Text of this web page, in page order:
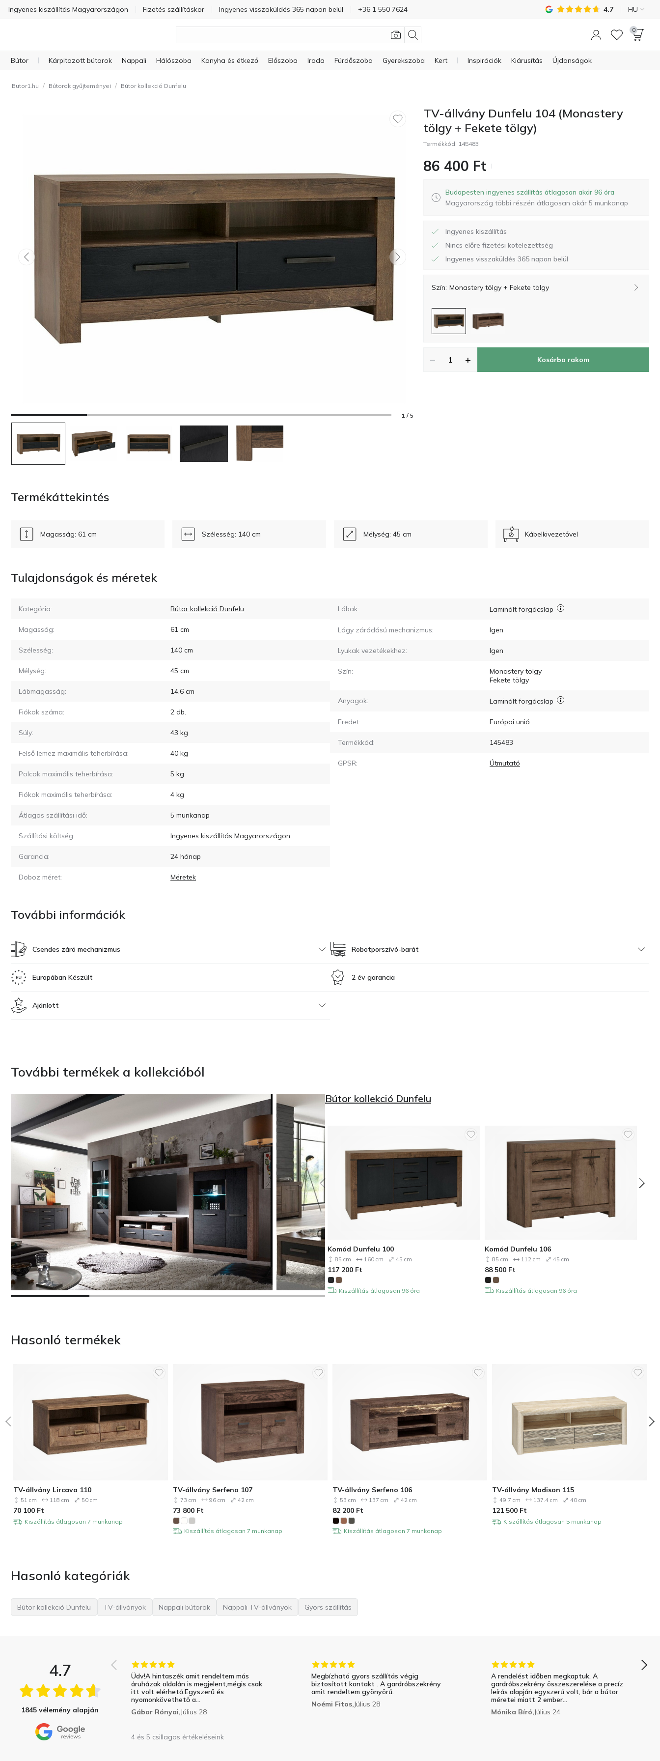
Ingyenes kiszállítás Magyarországon Fizetés szállításkor Ingyenes visszaküldés 365 napon belül +36 1 550 7624 4.7 HU
0
Bútor Kárpitozott bútorok Nappali Hálószoba Konyha és étkező Előszoba Iroda Fürdőszoba Gyerekszoba Kert Inspirációk Kiárusítás Újdonságok
Butor1.hu / Bútorok gyűjteményei / Bútor kollekció Dunfelu
1 / 5
TV-állvány Dunfelu 104 (Monastery
tölgy + Fekete tölgy)
Termékkód: 145483
86 400 Ft
Budapesten ingyenes szállítás átlagosan akár 96 óra
Magyarország többi részén átlagosan akár 5 munkanap
Ingyenes kiszállítás
Nincs előre fizetési kötelezettség
Ingyenes visszaküldés 365 napon belül
Szín: Monastery tölgy + Fekete tölgy
− + Kosárba rakom
Termékáttekintés
Magasság: 61 cm Szélesség: 140 cm Mélység: 45 cm Kábelkivezetővel
Tulajdonságok és méretek
Kategória: Bútor kollekció Dunfelu
Magasság: 61 cm
Szélesség: 140 cm
Mélység: 45 cm
Lábmagasság: 14.6 cm
Fiókok száma: 2 db.
Súly: 43 kg
Felső lemez maximális teherbírása: 40 kg
Polcok maximális teherbírása: 5 kg
Fiókok maximális teherbírása: 4 kg
Átlagos szállítási idő: 5 munkanap
Szállítási költség: Ingyenes kiszállítás Magyarországon
Garancia: 24 hónap
Doboz méret: Méretek
Lábak: Laminált forgácslap
Lágy záródású mechanizmus: Igen
Lyukak vezetékekhez: Igen
Szín:
Monastery tölgy
Fekete tölgy
Anyagok: Laminált forgácslap
Eredet: Európai unió
Termékkód: 145483
GPSR: Útmutató
További információk
Csendes záró mechanizmus
Europában Készült
Ajánlott
Robotporszívó-barát
2 év garancia
További termékek a kollekcióból
Bútor kollekció Dunfelu
Komód Dunfelu 100
85 cm 160 cm 45 cm
117 200 Ft
Kiszállítás átlagosan 96 óra
Komód Dunfelu 106
85 cm 112 cm 45 cm
88 500 Ft
Kiszállítás átlagosan 96 óra
Hasonló termékek
TV-állvány Lircava 110
51 cm 118 cm 50 cm
70 100 Ft
Kiszállítás átlagosan 7 munkanap
TV-állvány Serfeno 107
73 cm 96 cm 42 cm
73 800 Ft
Kiszállítás átlagosan 7 munkanap
TV-állvány Serfeno 106
53 cm 137 cm 42 cm
82 200 Ft
Kiszállítás átlagosan 7 munkanap
TV-állvány Madison 115
49.7 cm 137.4 cm 40 cm
121 500 Ft
Kiszállítás átlagosan 5 munkanap
Hasonló kategóriák
Bútor kollekció Dunfelu TV-állványok Nappali bútorok Nappali TV-állványok Gyors szállítás
4.7
1845 vélemény alapján
Üdv!A hintaszék amit rendeltem más
áruházak oldalán is megjelent,mégis csak
itt volt elérhető.Egyszerű és
nyomonkövethető a...
Gábor Rónyai,Július 28
Megbízható gyors szállítás végig
biztosított kontakt . A gardróbszekrény
amit rendeltem gyönyörű.
Noémi Fitos,Július 28
A rendelést időben megkaptuk. A
gardróbszekrény összeszerelése a precíz
leírás alapján egyszerű volt, bár a bútor
méretei miatt 2 ember...
Mónika Bíró,Július 24
4 és 5 csillagos értékeléseink